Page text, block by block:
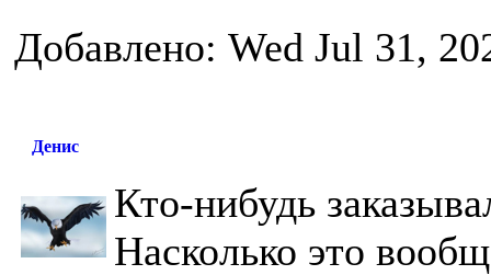
Добавлено: Wed Jul 31,
Денис
Кто-нибудь
Насколько это